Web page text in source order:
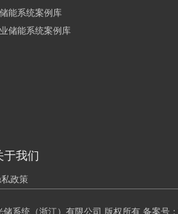
能系统案例库
储能系统案例库
于我们
政策
系统（浙江）有限公司 版权所有 备案号：